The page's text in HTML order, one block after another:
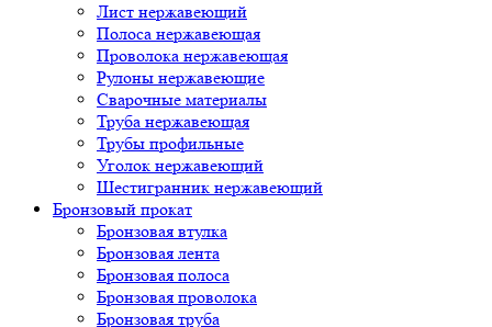
Лист нержавеющий
Полоса нержавеющая
Проволока нержавеющая
Рулоны нержавеющие
Сварочные материалы
Труба нержавеющая
Трубы профильные
Уголок нержавеющий
Шестигранник нержавеющий
Бронзовый прокат
Бронзовая втулка
Бронзовая лента
Бронзовая полоса
Бронзовая проволока
Бронзовая труба